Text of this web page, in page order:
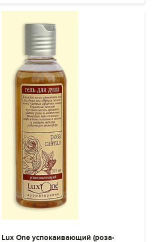
One успокаивающий (роза-